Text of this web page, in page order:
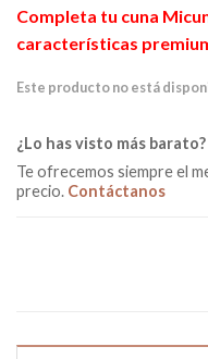
Completa tu cuna
características
Este producto no está
¿Lo has visto más barato?
Te ofrecemos siempre el
precio. Contáctanos